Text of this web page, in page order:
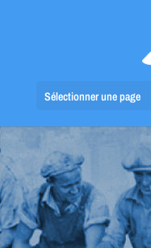
Sélectionner une page